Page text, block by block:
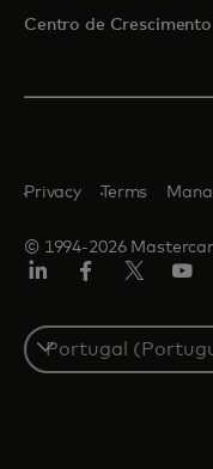
Centro de
© 1994-2026
Privacy Terms
Select
a
country